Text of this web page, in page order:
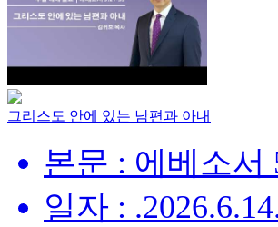
그리스도 안에 있는 남편과 아내
본문 : 에베소서
일자 :